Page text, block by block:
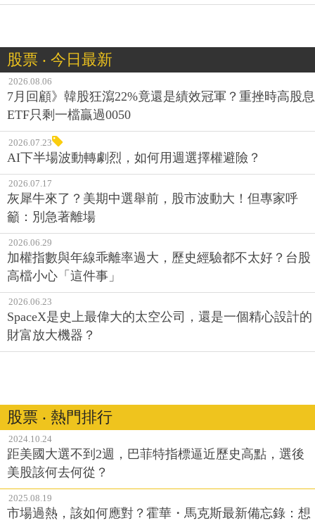
股票 ‧ 今日最新
2026.08.06
7月回顧》韓股狂瀉22%竟還是績效冠軍？重挫時高股息
ETF只剩一檔贏過0050
2026.07.23
AI下半場波動轉劇烈，如何用週選擇權避險？
2026.07.17
灰犀牛來了？美期中選舉前，股市波動大！但專家呼
籲：別急著離場
2026.06.29
加權指數與年線乖離率過大，歷史經驗都不太好？台股
高檔小心「這件事」
2026.06.23
SpaceX是史上最偉大的太空公司，還是一個精心設計的
財富放大機器？
股票 ‧ 熱門排行
2024.10.24
距美國大選不到2週，巴菲特指標逼近歷史高點，選後
美股該何去何從？
2025.08.19
市場過熱，該如何應對？霍華・馬克斯最新備忘錄：想